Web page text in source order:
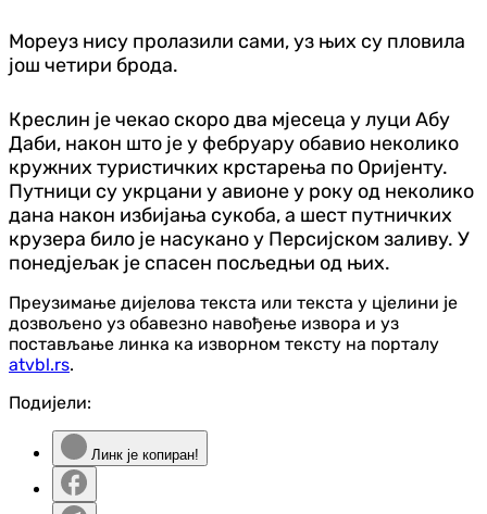
Мореуз нису пролазили сами, уз њих су пловила
још четири брода.
Креслин је чекао скоро два мјесеца у луци Абу
Даби, након што је у фебруару обавио неколико
кружних туристичких крстарења по Оријенту.
Путници су укрцани у авионе у року од неколико
дана након избијања сукоба, а шест путничких
крузера било је насукано у Персијском заливу. У
понед‌јељак је спасен посљедњи од њих.
Преузимање дијелова текста или текста у цјелини је
дозвољено уз обавезно навођење извора и уз
постављање линка ка изворном тексту на порталу
atvbl.rs.
Подијели:
Линк је копиран!